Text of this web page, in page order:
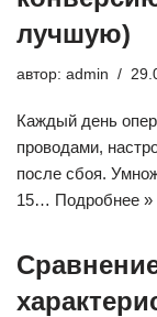
лучшую)
автор: admin
Каждый день
проводами,
после сбоя.
15… Подробнее »